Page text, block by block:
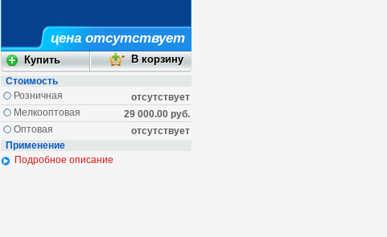
цена отсутствует
Стоимость
отсутствует
Розничная
29 000.00 руб.
Мелкооптовая
отсутствует
Оптовая
Применение
Подробное описание